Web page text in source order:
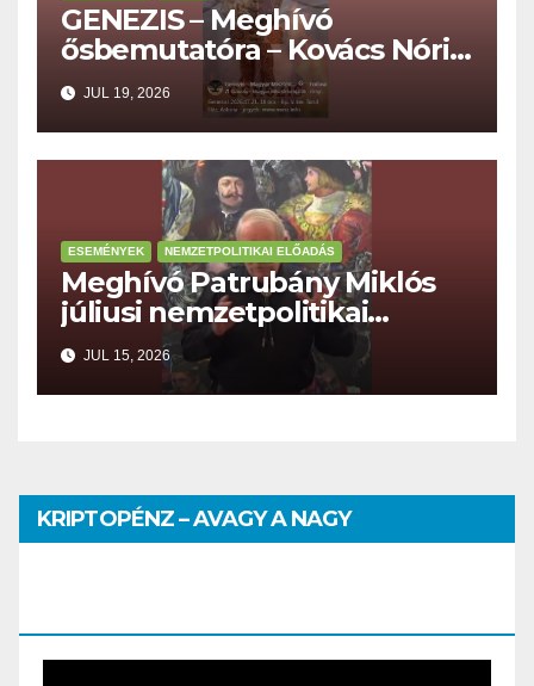
GENEZIS – Meghívó
ősbemutatóra – Kovács Nóri,
Vörösmarti Imre, Fehér
Boglárka, Király Tibor…
JUL 19, 2026
ESEMÉNYEK NEMZETPOLITIKAI ELŐADÁS
Meghívó Patrubány Miklós
júliusi nemzetpolitikai
előadására
JUL 15, 2026
KRIPTOPÉNZ – AVAGY A NAGY